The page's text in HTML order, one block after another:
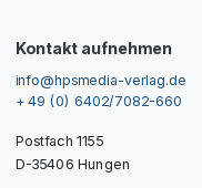
Kontakt aufnehmen
info@hpsmedia-verlag.de
+ 49 (0) 6402/7082-660
Postfach 1155
D-35406 Hungen